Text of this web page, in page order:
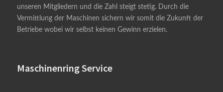
unseren Mitgliedern und die Zahl steigt stetig. Durch die
Vermittlung der Maschinen sichern wir somit die Zukunft der
Betriebe wobei wir selbst keinen Gewinn erzielen.
Maschinenring Service